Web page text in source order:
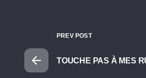
PREV POST
TOUCHE PAS À MES